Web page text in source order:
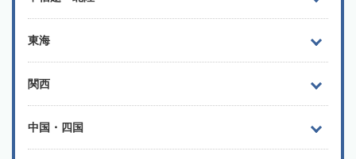
東海
関西
中国・四国